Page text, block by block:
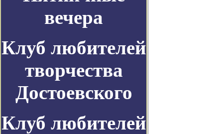
вечера
Клуб любителей
творчества
Достоевского
Клуб любителей